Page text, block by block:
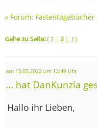
» Forum:
Gehe zu Seite:( 1 | 2| 3)
am 13.03.2022 um 12:49 Uhr
... hat DanKunzla
Hallo ihr Lieben,